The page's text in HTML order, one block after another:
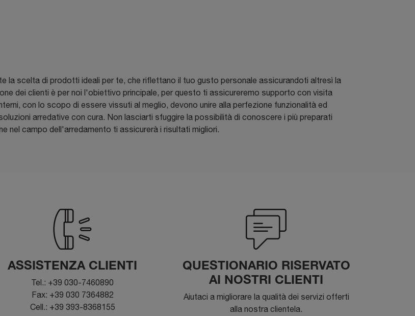
la scelta di prodotti ideali per te, che riflettano il tuo gusto personale assicurandoti altresì la
dei clienti è per noi l'obiettivo principale, per questo ti assicureremo supporto con visita
con lo scopo di essere vissuti al meglio, devono unire alla perfezione funzionalità ed
arredative con cura. Non lasciarti sfuggire la possibilità di conoscere i più preparati
nel campo dell'arredamento ti assicurerà i risultati migliori.
ASSISTENZA CLIENTI
Tel.: +39 030-7460890
Fax: +39 030 7364882
Cell.: +39 393-8368155
QUESTIONARIO RISERVATO
AI NOSTRI CLIENTI
Aiutaci a migliorare la qualità dei servizi offerti
alla nostra clientela.